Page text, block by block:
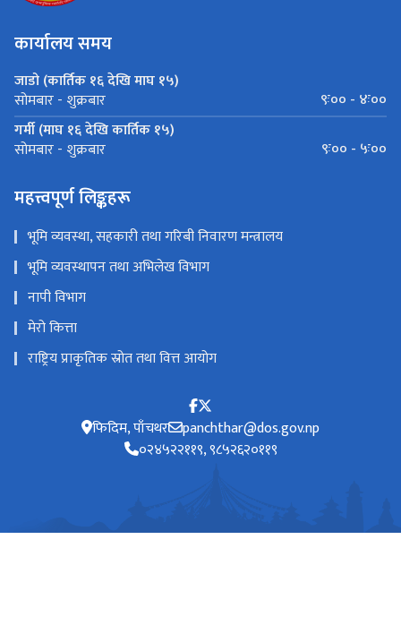
कार्यालय समय
जाडो (कार्तिक १६ देखि माघ १५)
सोमबार - शुक्रबार
९ः०० - ४ः००
गर्मी (माघ १६ देखि कार्तिक १५)
सोमबार - शुक्रबार ९ः०० - ५ः००
महत्त्वपूर्ण लिङ्कहरू
भूमि व्यवस्था, सहकारी तथा गरिबी निवारण मन्त्रालय
भूमि व्यवस्थापन तथा अभिलेख विभाग
नापी विभाग
मेरो कित्ता
राष्ट्रिय प्राकृतिक स्रोत तथा वित्त आयोग
फिदिम, पाँचथर panchthar@dos.gov.np
०२४५२२११९, ९८५२६२०११९